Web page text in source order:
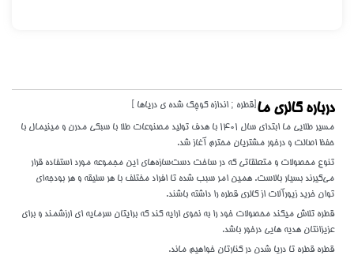
درباره گالری ما [قطره ; اندازه کوچک شده ی دریاها ]
مسیر طلایی ما ابتدای سال 1401 با هدف تولید مصنوعات طلا با سبکی مدرن و مینیمال با
حفظ اصالت و درخور مشتریان محترم آغاز شد.
تنوع محصولات و متعلقاتی که در ساخت دست‌سازه‌های این مجموعه مورد استفاده قرار
می‌گیرند بسیار بالاست. همین امر سبب شده تا افراد مختلف با هر سلیقه و هر بودجه‌ای
توان خرید زیورآلات از گالری قطره را داشته باشند.
قطره تلاش میکند محصولات خود را به نحوی ارایه کند که برایتان سرمایه ای ارزشمند و برای
عزیزانتان هدیه هایی درخور باشد.
قطره قطره تا دریا شدن در کنارتان خواهیم ماند.